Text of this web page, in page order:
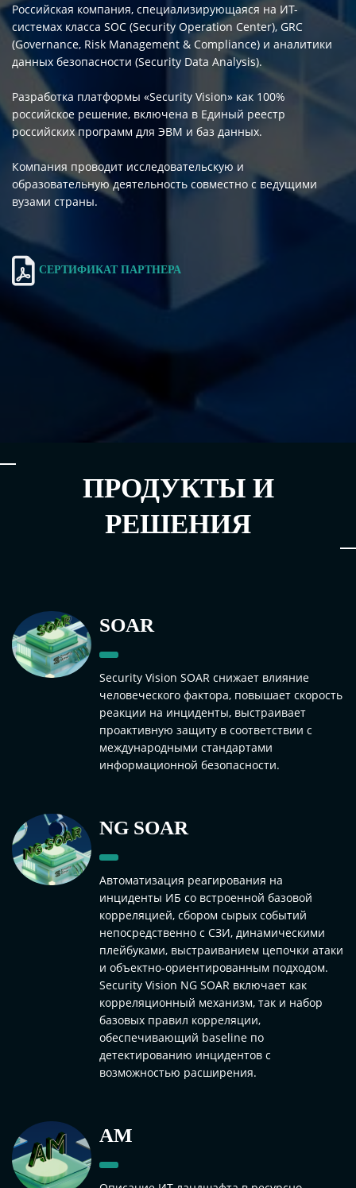
Российская компания, специализирующаяся на ИТ-
системах класса SOC (Security Operation Center), GRC
(Governance, Risk Management & Compliance) и аналитики
данных безопасности (Security Data Analysis).
Разработка платформы «Security Vision» как 100%
российское решение, включена в Единый реестр
российских программ для ЭВМ и баз данных.
Компания проводит исследовательскую и
образовательную деятельность совместно с ведущими
вузами страны.
СЕРТИФИКАТ ПАРТНЕРА
ПРОДУКТЫ И
РЕШЕНИЯ
SOAR
Security Vision SOAR снижает влияние
человеческого фактора, повышает скорость
реакции на инциденты, выстраивает
проактивную защиту в соответствии с
международными стандартами
информационной безопасности.
NG SOAR
Автоматизация реагирования на
инциденты ИБ со встроенной базовой
корреляцией, сбором сырых событий
непосредственно с СЗИ, динамическими
плейбуками, выстраиванием цепочки атаки
и объектно-ориентированным подходом.
Security Vision NG SOAR включает как
корреляционный механизм, так и набор
базовых правил корреляции,
обеспечивающий baseline по
детектированию инцидентов с
возможностью расширения.
AM